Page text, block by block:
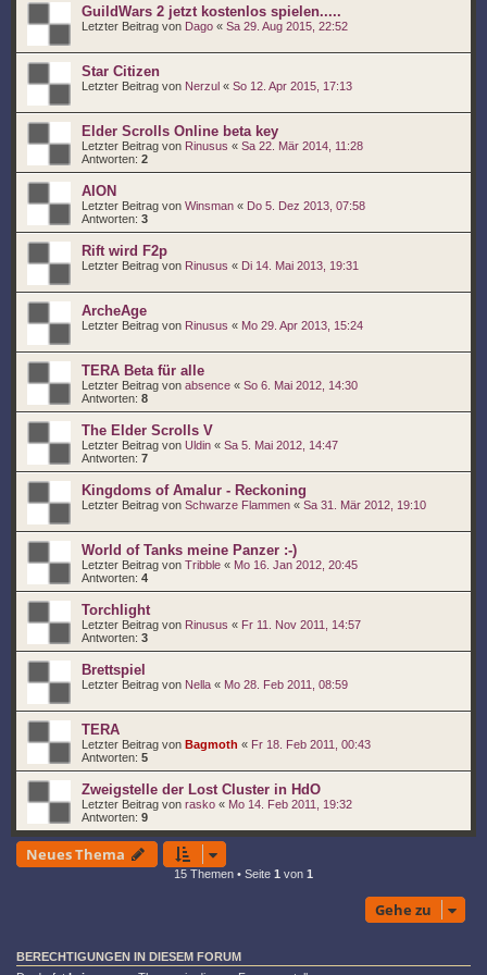
GuildWars 2 jetzt kostenlos spielen.....
Letzter Beitrag von Dago « Sa 29. Aug 2015, 22:52
Star Citizen
Letzter Beitrag von Nerzul « So 12. Apr 2015, 17:13
Elder Scrolls Online beta key
Letzter Beitrag von Rinusus « Sa 22. Mär 2014, 11:28
Antworten: 2
AION
Letzter Beitrag von Winsman « Do 5. Dez 2013, 07:58
Antworten: 3
Rift wird F2p
Letzter Beitrag von Rinusus « Di 14. Mai 2013, 19:31
ArcheAge
Letzter Beitrag von Rinusus « Mo 29. Apr 2013, 15:24
TERA Beta für alle
Letzter Beitrag von absence « So 6. Mai 2012, 14:30
Antworten: 8
The Elder Scrolls V
Letzter Beitrag von Uldin « Sa 5. Mai 2012, 14:47
Antworten: 7
Kingdoms of Amalur - Reckoning
Letzter Beitrag von Schwarze Flammen « Sa 31. Mär 2012, 19:10
World of Tanks meine Panzer :-)
Letzter Beitrag von Tribble « Mo 16. Jan 2012, 20:45
Antworten: 4
Torchlight
Letzter Beitrag von Rinusus « Fr 11. Nov 2011, 14:57
Antworten: 3
Brettspiel
Letzter Beitrag von Nella « Mo 28. Feb 2011, 08:59
TERA
Letzter Beitrag von Bagmoth « Fr 18. Feb 2011, 00:43
Antworten: 5
Zweigstelle der Lost Cluster in HdO
Letzter Beitrag von rasko « Mo 14. Feb 2011, 19:32
Antworten: 9
Neues Thema
15 Themen • Seite 1 von 1
Gehe zu
BERECHTIGUNGEN IN DIESEM FORUM